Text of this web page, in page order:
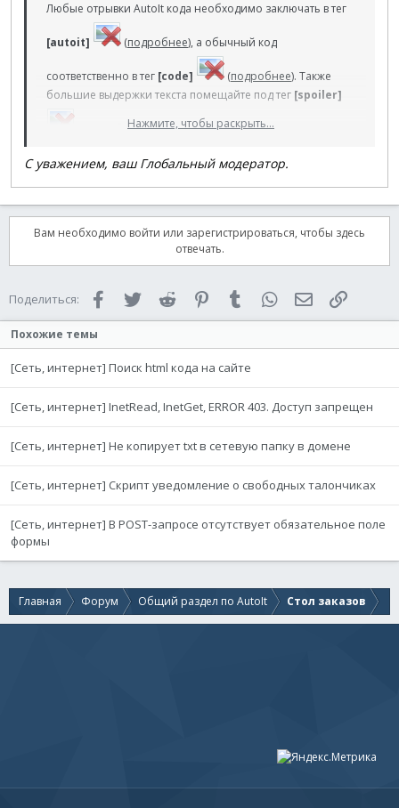
Любые отрывки AutoIt кода необходимо заключать в тег
[autoit] (подробнее), а обычный код
соответственно в тег [code] (подробнее). Также
большие выдержки текста помещайте под тег [spoiler]
подробнее), там где это поддерживается
короткое и эргономичное сообщение привлекает
больше внимания, и шансы на получение конкретного
ответа увеличиваются.
Нажмите, чтобы раскрыть...
С уважением, ваш Глобальный модератор.
Вам необходимо войти или зарегистрироваться, чтобы здесь
отвечать.
Поделиться: FacebookTwitter Reddit PinterestTumblr WhatsAppЭлектронная
Похожие темы
[Сеть, интернет] Поиск html кода на сайте
[Сеть, интернет] InetRead, InetGet, ERROR 403. Доступ запрещен
[Сеть, интернет] Не копирует txt в сетевую папку в домене
[Сеть, интернет] Скрипт уведомление о свободных талончиках
[Сеть, интернет] В POST-запросе отсутствует обязательное поле
формы
Главная Форум Общий раздел по AutoIt Стол заказов